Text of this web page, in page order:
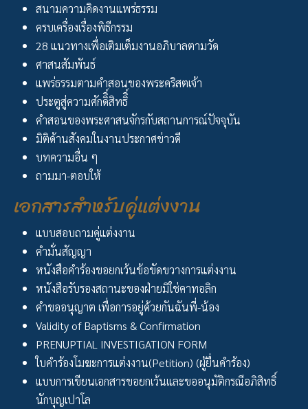
สนามความคิดงานแพร่ธรรม
ครบเครื่องเรื่องพิธีกรรม
28 แนวทางเพื่อเติมเต็มงานอภิบาลตามวัด
ศาสนสัมพันธ์
แพร่ธรรมตามคำสอนของพระคริสตเจ้า
ประตูสู่ความศักดิิ์สิทธิิ์
คำสอนของพระศาสนจักรกับสถานการณ์ปัจจุบัน
มิติด้านสังคมในงานประกาศข่าวดี
บทความอื่น ๆ
ถามมา-ตอบให้
เอกสารสำหรับคู่แต่งงาน
แบบสอบถามคู่แต่งงาน
คำมั่นสัญญา
หนังสือคำร้องขอยกเว้นข้อขัดขวางการแต่งงาน
หนังสือรับรองสถานะของฝ่ายมิใช่คาทอลิก
คำขออนุญาต เพื่อการอยู่ด้วยกันฉันพี่-น้อง
Validity of Baptisms & Confirmation
PRENUPTIAL INVESTIGATION FORM
ใบคำร้องโมฆะการแต่งงาน(Petition) (ผู้ยื่นคำร้อง)
แบบการเขียนเอกสารขอยกเว้นและขออนุมัติกรณีอภิสิทธิ์
นักบุญเปาโล